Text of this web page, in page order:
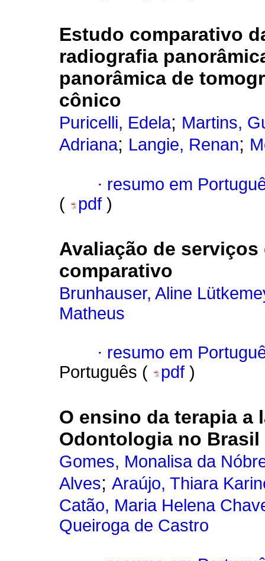
Estudo comparativo
radiografia
panorâmica de
cônico
Puricelli, Edela; Martins,
Adriana; Langie, Renan;
· resumo em
(
pdf )
Avaliação de
comparativo
Brunhauser, Aline
Matheus
· resumo em
Português (
pdf )
O ensino da terapia a
Odontologia no Brasil
Gomes, Monalisa da
Alves; Araújo, Thiara
Catão, Maria Helena
Queiroga de Castro